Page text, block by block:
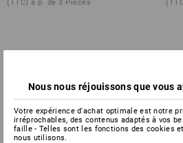
(TTC) à p. de 3 Pièces
Nous nous réjouissons que vous
Votre expérience d'achat optimale est notre
irréprochables, des contenus adaptés à vos
faille - Telles sont les fonctions des cookies
nous utilisons.